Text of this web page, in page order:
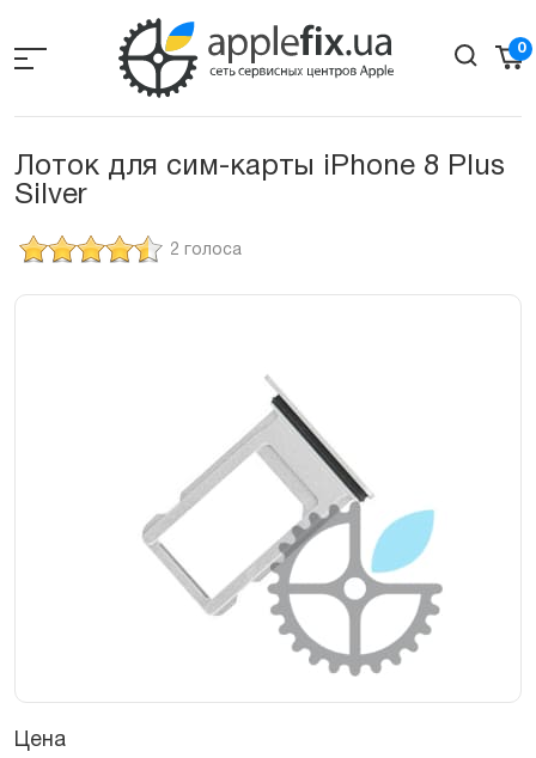
the
0
Лоток для сим-карты iPhone 8 Plus
Silver
2 голоса
Цена